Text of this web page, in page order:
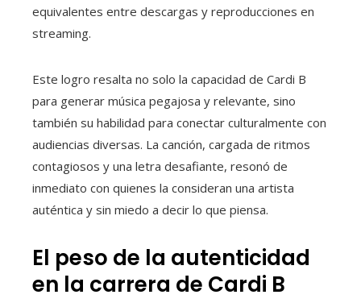
equivalentes entre descargas y reproducciones en
streaming.
Este logro resalta no solo la capacidad de Cardi B
para generar música pegajosa y relevante, sino
también su habilidad para conectar culturalmente con
audiencias diversas. La canción, cargada de ritmos
contagiosos y una letra desafiante, resonó de
inmediato con quienes la consideran una artista
auténtica y sin miedo a decir lo que piensa.
El peso de la autenticidad
en la carrera de Cardi B